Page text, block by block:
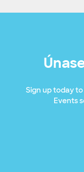
Sign up today
Events